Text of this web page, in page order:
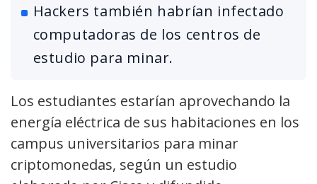
Hackers también habrían infectado
computadoras de los centros de
estudio para minar.
Los estudiantes estarían aprovechando la
energía eléctrica de sus habitaciones en los
campus universitarios para minar
criptomonedas, según un estudio